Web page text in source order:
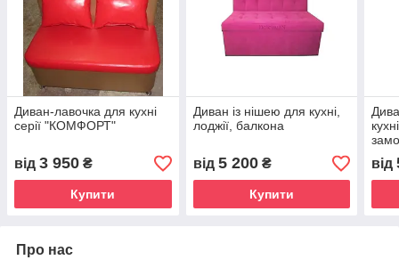
Диван-лавочка для кухні
серії "КОМФОРТ"
від 3 950 ₴
Купити
Диван із нішею для кухні,
лоджії, балкона
від 5 200₴
Купити
від
Про нас